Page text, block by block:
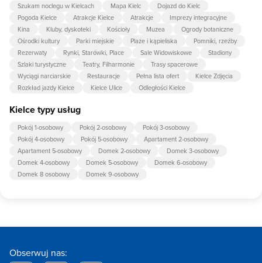
Szukam noclegu w Kielcach Mapa Kielc
Dojazd do Kielc
Pogoda Kielce
Atrakcje Kielce Atrakcje
Imprezy integracyjne
Kina
Kluby, dyskoteki Kościoły Muzea
Ogrody botaniczne
Ośrodki kultury
Parki miejskie Plaże i kąpieliska
Pomniki, rzeźby
Rezerwaty
Rynki, Starówki, Place Sale Widowiskowe
Stadiony
Szlaki turystyczne
Teatry, Filharmonie
Trasy spacerowe
Wyciągi narciarskie
Restauracje Pełna lista ofert
Kielce Zdjęcia
Rozkład jazdy Kielce
Kielce Ulice Odległości Kielce
Kielce typy usług
Pokój 1-osobowy Pokój 2-osobowy
Pokój 3-osobowy
Pokój 4-osobowy
Pokój 5-osobowy
Apartament 2-osobowy
Apartament 5-osobowy
Domek 2-osobowy
Domek 3-osobowy
Domek 4-osobowy
Domek 5-osobowy
Domek 6-osobowy
Domek 8 osobowy
Domek 9-osobowy
Obserwuj nas: